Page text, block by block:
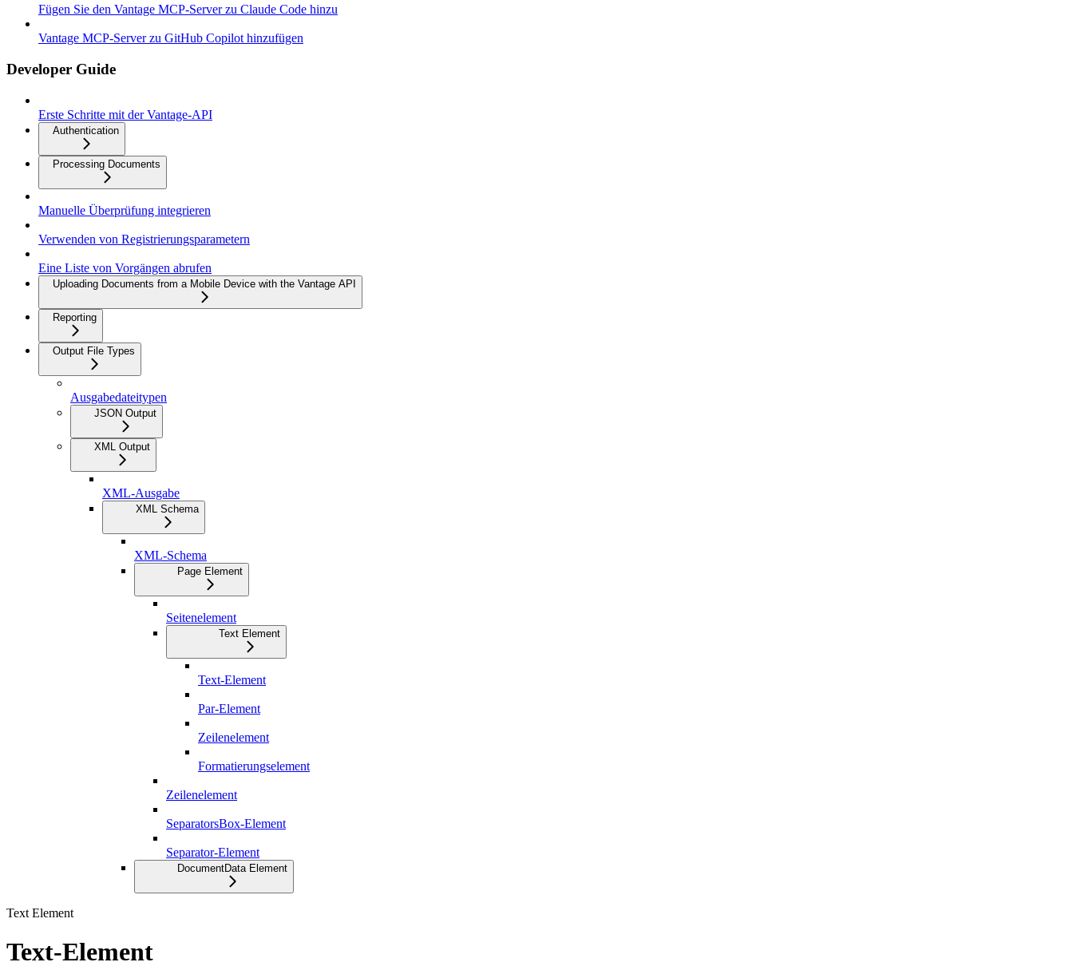
Fügen Sie den Vantage MCP-Server zu Claude Code hinzu
Vantage MCP-Server zu GitHub Copilot hinzufügen
Developer Guide
Erste Schritte mit der Vantage-API
Authentication
Processing Documents
Manuelle Überprüfung integrieren
Verwenden von Registrierungsparametern
Eine Liste von Vorgängen abrufen
Uploading Documents from a Mobile Device with the Vantage API
Reporting
Output File Types
Ausgabedateitypen
JSON Output
XML Output
XML-Ausgabe
XML Schema
XML-Schema
Page Element
Seitenelement
Text Element
Text-Element
Par-Element
Zeilenelement
Formatierungselement
Zeilenelement
SeparatorsBox-Element
Separator-Element
DocumentData Element
Text Element
Text-Element